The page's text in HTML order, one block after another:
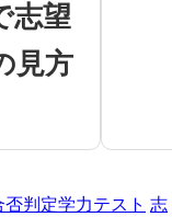
志望
見方
否判定学力テスト 志